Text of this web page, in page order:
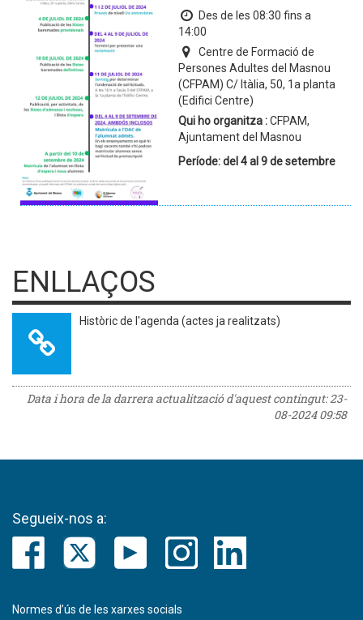
Des de les 08:30 fins a
14:00
Centre de Formació de
Persones Adultes del Masnou
(CFPAM) C/ Itàlia, 50, 1a planta
(Edifici Centre)
Qui ho organitza :CFPAM,
Ajuntament del Masnou
Període: del 4 al 9 de setembre
ENLLAÇOS
Històric de l'agenda (actes ja realitzats)
Data i hora de la darrera actualització d'aquest contingut:23-
08-2024 09:58
Segueix-nos a:
Normes d’ús de les xarxes socials